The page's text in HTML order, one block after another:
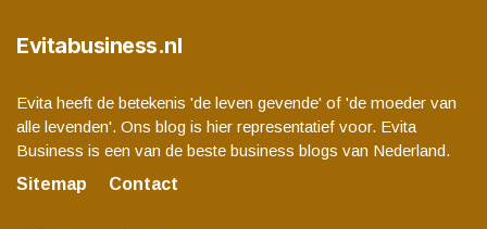
Evitabusiness.nl
Evita heeft de betekenis 'de leven gevende' of 'de moeder van
alle levenden'. Ons blog is hier representatief voor. Evita
Business is een van de beste business blogs van Nederland.
Sitemap
Contact